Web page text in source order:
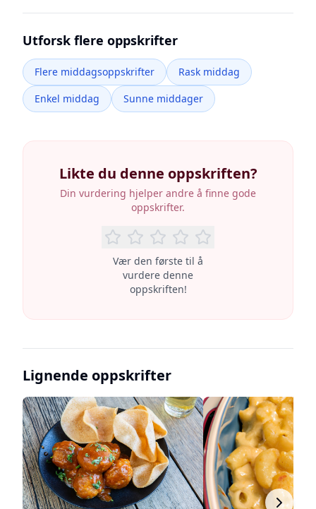
Utforsk flere oppskrifter
Flere middagsoppskrifter
Rask middag
Enkel middag
Sunne middager
Likte du denne oppskriften?
Din vurdering hjelper andre å finne gode
oppskrifter.
Vær den første til å
vurdere denne
oppskriften!
Lignende oppskrifter